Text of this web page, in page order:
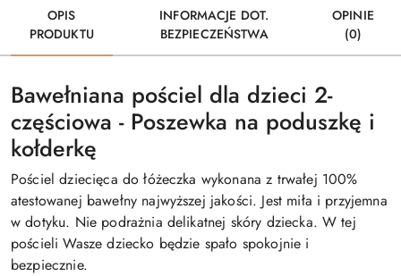
OPIS
PRODUKTU
INFORMACJE DOT.
BEZPIECZEŃSTWA
OPINIE
(0)
Bawełniana pościel dla dzieci 2-
częściowa - Poszewka na poduszkę i
kołderkę
Pościel dziecięca do łóżeczka wykonana z trwałej 100%
atestowanej bawełny najwyższej jakości. Jest miła i przyjemna
w dotyku. Nie podrażnia delikatnej skóry dziecka. W tej
pościeli Wasze dziecko będzie spało spokojnie i
bezpiecznie.